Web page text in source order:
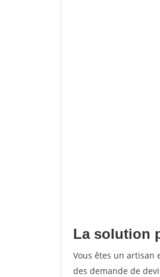
La solution
Vous êtes un artisan
des demande de